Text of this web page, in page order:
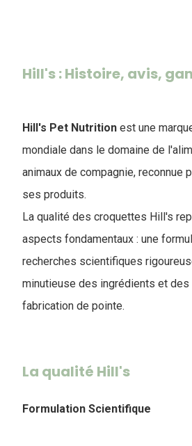
Hill's : Histoire, avis,
Hill's Pet Nutrition est une
mondiale dans le domaine de
animaux de compagnie, reconnue
ses produits.
La qualité des croquettes Hill's
aspects fondamentaux : une
recherches scientifiques
minutieuse des ingrédients et
fabrication de pointe.
La qualité Hill's
Formulation Scientifique